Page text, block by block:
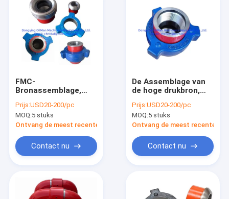
FMC-
Bronassemblage,
1502 1002 602
Prijs:USD20-200/pc
MOQ:5 stuks
Ontvang de meest recente Prijs
Contact nu
De Assemblage van
de hoge drukbron,
Hamerunie
Prijs:USD20-200/pc
MOQ:5 stuks
Ontvang de meest recente
Contact nu